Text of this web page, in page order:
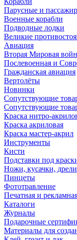
Парусные и
Военные корабли
Подводные лодки
Великие
Авиация
Вторая Мировая
Послевоенная и
Гражданская авиация
Вертолёты
Новинки
Сопутствующие
Сопутствующие
Краска нитро-
Краска акриловая
Краска мастер-акрил
Инструменты
Кисти
Подставки под
Ножи, кусачки, дрели
Пинцеты
Фототравление
Печатная и
Каталоги
Журналы
Подарочные
Материалы для